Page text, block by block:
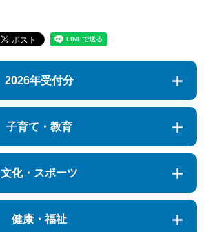
2026年受付分
子育て・教育
文化・スポーツ
健康・福祉